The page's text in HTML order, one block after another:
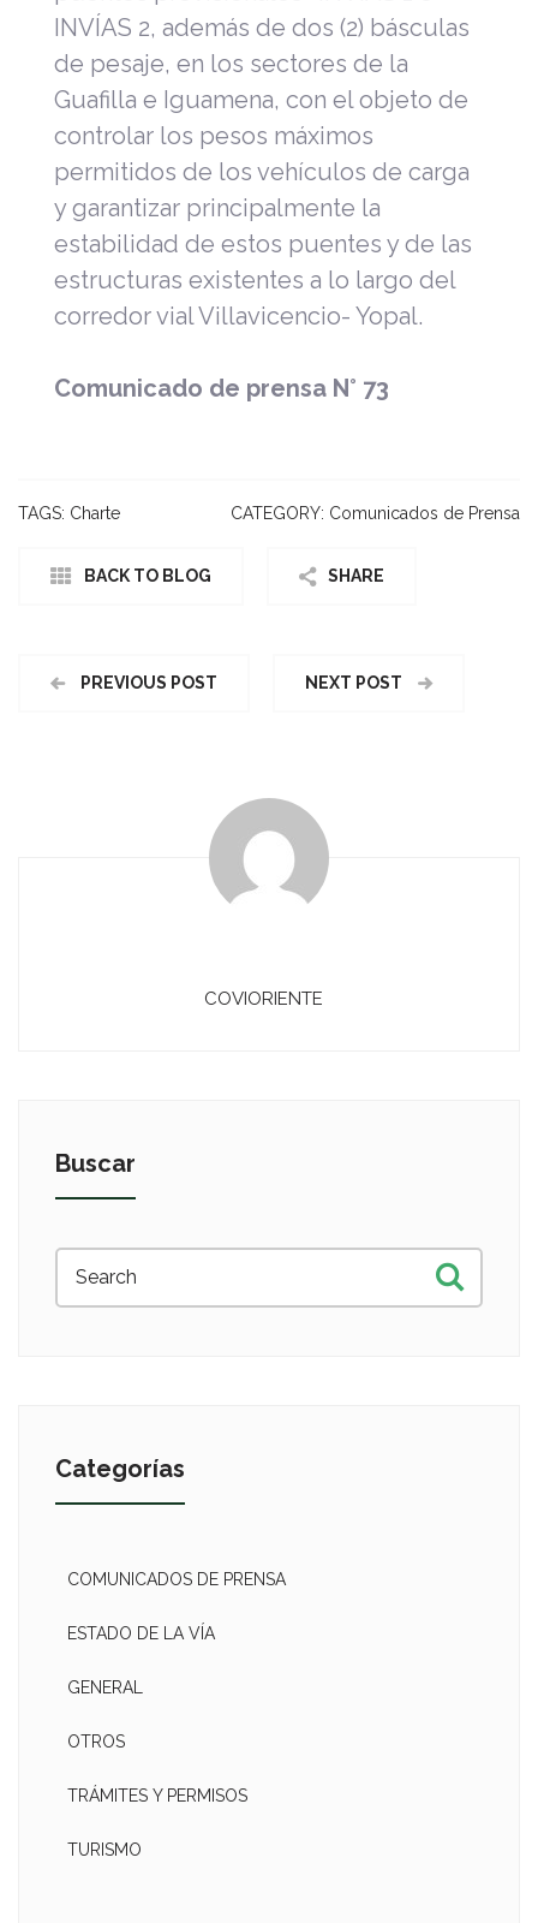
INVÍAS 2, además de dos (2) básculas
de pesaje, en los sectores de la
Guafilla e Iguamena, con el objeto de
controlar los pesos máximos
permitidos de los vehículos de carga
y garantizar principalmente la
estabilidad de estos puentes y de las
estructuras existentes a lo largo del
corredor vial Villavicencio- Yopal.
Comunicado de prensa N° 73
TAGS: Charte CATEGORY: Comunicados de Prensa
BACK TO BLOG SHARE
PREVIOUS POST NEXT POST
COVIORIENTE
Buscar
Categorías
COMUNICADOS DE PRENSA
ESTADO DE LA VÍA
GENERAL
OTROS
TRÁMITES Y PERMISOS
TURISMO